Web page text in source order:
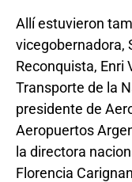
Allí estuvieron
vicegobernadora,
Reconquista, Enri
Transporte de la
presidente de
Aeropuertos
la directora
Florencia